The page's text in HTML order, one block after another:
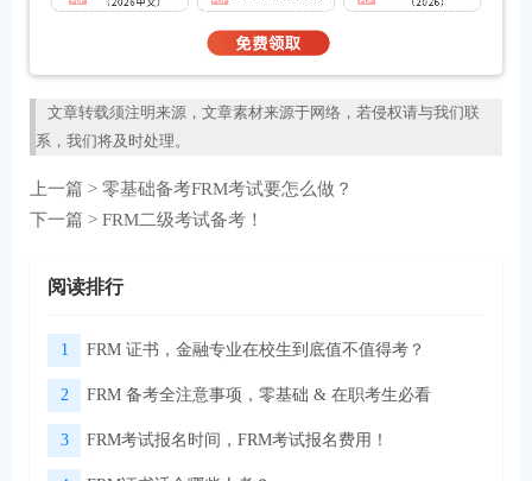
文章转载须注明来源，文章素材来源于网络，若侵权请与我们联
系，我们将及时处理。
上一篇 > 零基础备考FRM考试要怎么做？
下一篇 > FRM二级考试备考！
阅读排行
1 FRM 证书，金融专业在校生到底值不值得考？
2 FRM 备考全注意事项，零基础 & 在职考生必看
3 FRM考试报名时间，FRM考试报名费用！